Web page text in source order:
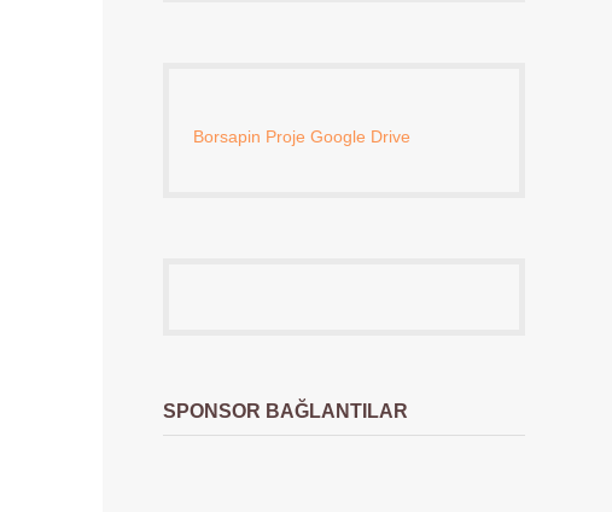
Borsapin Proje Google Drive
SPONSOR BAĞLANTILAR